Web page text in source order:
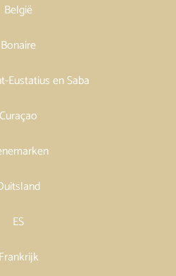
België
Bonaire
Eustatius en Saba
Curaçao
ES
Frankrijk